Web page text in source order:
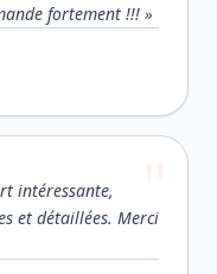
fortement !!! »
intéressante,
et détaillées. Merci